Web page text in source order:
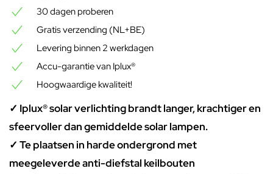
30 dagen proberen
Gratis verzending (NL+BE)
Levering binnen 2 werkdagen
Accu-garantie van Iplux®
Hoogwaardige kwaliteit!
✓ Iplux® solar verlichting brandt langer, krachtiger en
sfeervoller dan gemiddelde solar lampen.
✓ Te plaatsen in harde ondergrond met
meegeleverde anti-diefstal keilbouten